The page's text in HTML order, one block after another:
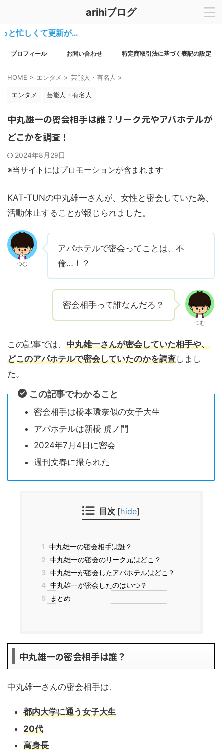
arihiブログ
しくて更新が…
プロフィール お問い合わせ 特定商取引法に基づく表記の設定
HOME > エンタメ > 芸能人・有名人 >
エンタメ 芸能人・有名人
中丸雄一の密会相手は誰？リーク元やアパホテルが
どこかを調査！
2024年8月29日
※当サイトにはプロモーションが含まれます
KAT-TUNの中丸雄一さんが、女性と密会していた為、
活動休止することが報じられました。
つむ
アパホテルで密会ってことは、不
倫…！？
密会相手って誰なんだろ？
つむ
この記事では、 中丸雄一さんが密会していた相手や、
どこのアパホテルで密会していたのかを調査しまし
た。
この記事でわかること
密会相手は橋本環奈似の女子大生
アパホテルは新橋 虎ノ門
2024年7月4日に密会
週刊文春に撮られた
目次 [hide]
1
中丸雄一の密会相手は誰？
2 中丸雄一の密会のリーク元はどこ？
3 中丸雄一が密会したアパホテルはどこ？
4 中丸雄一が密会したのはいつ？
5
まとめ
中丸雄一の密会相手は誰？
中丸雄一さんの密会相手は、
都内大学に通う女子大生
20代
高身長